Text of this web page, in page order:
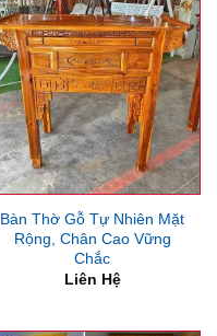
Bàn Thờ Gỗ Tự Nhiên Mặt
Rộng, Chân Cao Vững
Chắc
Liên Hệ